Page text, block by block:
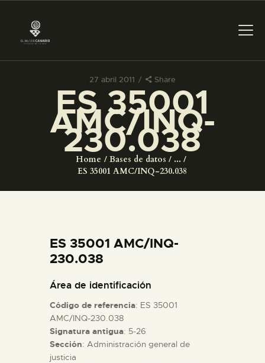
27 abril 2011 Share
ES 35001
AMC/INQ-
230.038
Home Bases de datos
...
ES 35001 AMC/INQ-230.038
PREPARAR LA VISITA
ACTIVIDADES
COLECCIONES
ESPAÑOL
PREPARAR LA VISITA
ES 35001 AMC/INQ-
230.038
Área de identificación
Código de referencia: ES 35001
AMC/INQ-230.038
Signatura antigua: 5-26
Sección: Administración general de
justicia